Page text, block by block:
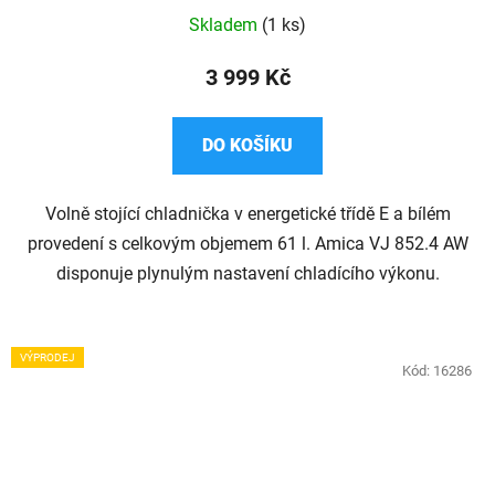
Skladem (1 ks)
3 999 Kč
DO KOŠÍKU
Volně stojící chladnička v energetické třídě E a bílém
provedení s celkovým objemem 61 l. Amica VJ 852.4 AW
disponuje plynulým nastavení chladícího výkonu.
VÝPRODEJ
Kód: 16286